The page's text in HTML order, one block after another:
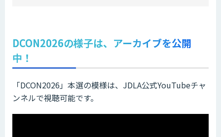
DCON2026の様子は、アーカイブを公開
中！
「DCON2026」本選の模様は、JDLA公式YouTubeチャ
ンネルで視聴可能です。